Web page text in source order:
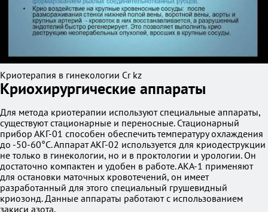
Криотерапия в гинекологии Сr kz
Криохирургические аппараты
Для метода криотерапии используют специальные аппараты,
существуют стационарные и переносные. Стационарный
прибор АКГ-01 способен обеспечить температуру охлаждения
до -50-60°С. Аппарат АКГ-02 используется для криодеструкции
не только в гинекологии, но и в проктологии и урологии. Он
достаточно компактен и удобен в работе. АКА-1 применяют
для остановки маточных кровотечений, он имеет
разработанный для этого специальный грушевидный
криозонд. Данные аппараты работают с использованием
закиси азота.